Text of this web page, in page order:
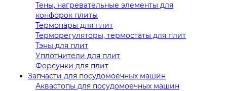
Тены, нагревательные элементы для
конфорок плиты
Термопары для плит
Терморегуляторы, термостаты для плит
Тэны для плит
Уплотнители для плит
Форсунки для плит
Запчасти для посудомоечных машин
Аквастопы для посудомоечных машин